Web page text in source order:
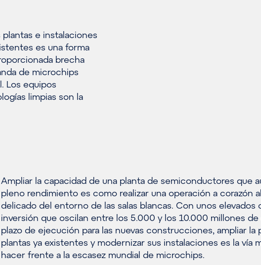
e instalaciones
es una forma
brecha
de microchips
Los equipos
limpias son la
Ampliar la capacidad de una planta de semiconductores que
pleno rendimiento es como realizar una operación a corazón
delicado del entorno de las salas blancas. Con unos elevados
inversión que oscilan entre los 5.000 y los 10.000 millones de
plazo de ejecución para las nuevas construcciones, ampliar la
plantas ya existentes y modernizar sus instalaciones es la vía
hacer frente a la escasez mundial de microchips.